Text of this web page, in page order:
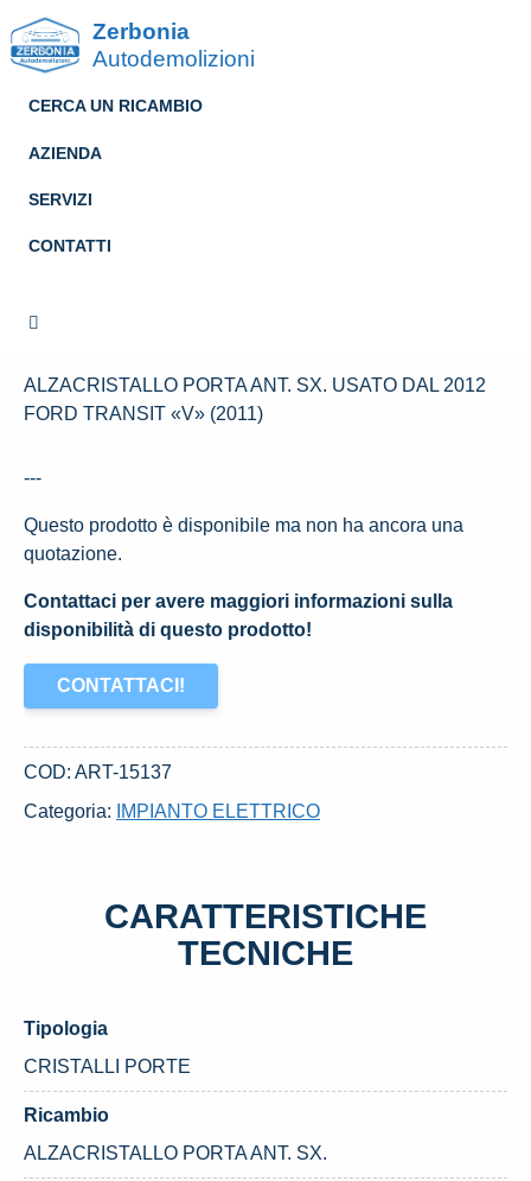
Zerbonia
Autodemolizioni
CERCA UN RICAMBIO
AZIENDA
SERVIZI
CONTATTI
ALZACRISTALLO PORTA
FORD TRANSIT «V» (2011)
ALZACRISTALLO PORTA ANT. SX. USATO DAL 2012
FORD TRANSIT «V» (2011)
---
Questo prodotto è disponibile ma non ha ancora una
quotazione.
Contattaci per avere maggiori informazioni sulla
disponibilità di questo prodotto!
CONTATTACI!
COD: ART-15137
Categoria:
IMPIANTO ELETTRICO
CARATTERISTICHE
TECNICHE
Tipologia
CRISTALLI PORTE
Ricambio
ALZACRISTALLO PORTA ANT. SX.